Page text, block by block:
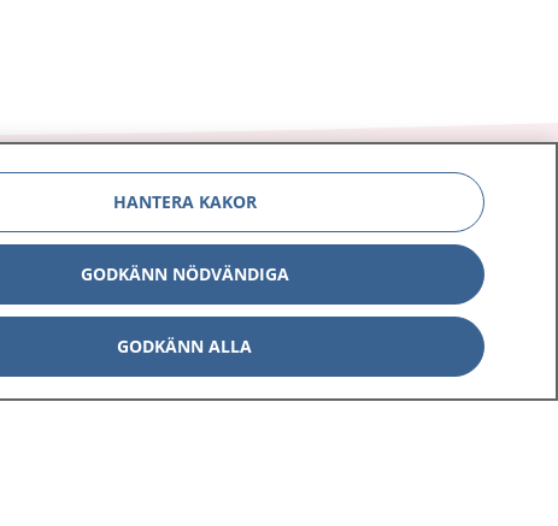
Om 1177
Aktuellt
Digital tillgänglighet
HANTERA KAKOR
GODKÄNN NÖDVÄNDIGA
GODKÄNN ALLA